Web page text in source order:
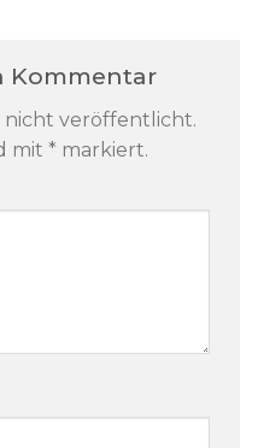
Kommentar
nicht veröffentlicht.
mit * markiert.